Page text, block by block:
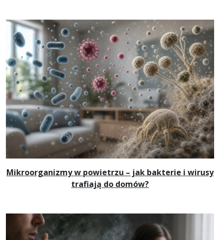
Mikroorganizmy w powietrzu – jak bakterie i wirusy
trafiają do domów?